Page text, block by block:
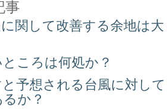
事
関して改善する余地は大
ころは何処か？
予想される台風に対して
か？